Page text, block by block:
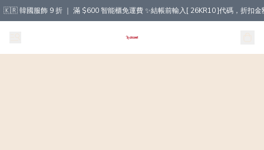
🇰🇷 韓國服飾 9 折 ｜ 滿 $600 智能櫃免運費 ✨結帳前輸入[ 26KR10 ]代碼，折扣金